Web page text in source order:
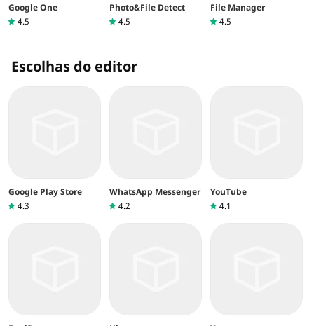
Google One
4.5
Photo&File Detect
4.5
File Manager
4.5
Escolhas do editor
Google Play Store
4.3
WhatsApp Messenger
4.2
YouTube
4.1